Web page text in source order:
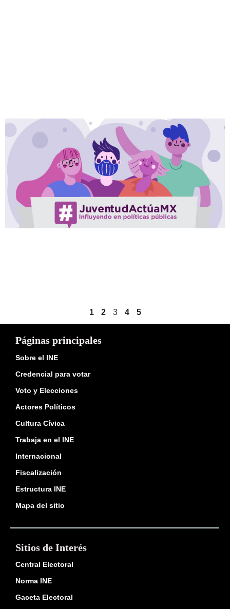
1 2 3 4 5
Páginas principales
Sobre el INE
Credencial para votar
Voto y Elecciones
Actores Políticos
Cultura Cívica
Trabaja en el INE
Internacional
Fiscalización
Estructura INE
Mapa del sitio
Sitios de Interés
Central Electoral
Norma INE
Gaceta Electoral